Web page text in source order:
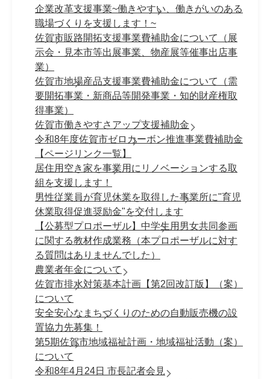
企業改革支援事業~働きやすい、働きがいのある
職場づくりを支援します！~
佐賀市販路開拓支援事業費補助金について（展
示会・見本市等出展事業、物産展等催事出店事
業）
佐賀市地場産品支援事業費補助金について（需
要開拓事業・新商品等開発事業・知的財産権取
得事業）
佐賀市働きやすさアップ支援補助金
令和8年度佐賀市ゼロカーボン推進事業費補助金
【ページリンク一覧】
居住用空き家を事業用にリノベーションする取
組を支援します！
男性従業員が育児休業を取得した事業所に"育児
休業取得促進奨励金"を交付します
【公募型プロポーザル】中学生用男女共同参画
に関する教材作成業務（本プロポーザルに対す
る質問はありませんでした）
農業者年金について
佐賀市排水対策基本計画【第2回改訂版】（案）
について
安全安心なまちづくりのための自動販売機の設
置協力先募集！
第5期佐賀市地域福祉計画・地域福祉活動（案）
について
令和8年4月24日 市長記者会見